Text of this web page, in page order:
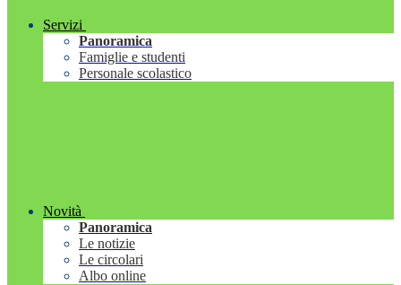
Servizi
Panoramica
Famiglie e studenti
Personale scolastico
Novità
Panoramica
Le notizie
Le circolari
Albo online